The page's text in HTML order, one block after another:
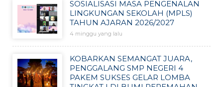
SOSIALISASI MASA PENGENALAN
LINGKUNGAN SEKOLAH (MPLS)
TAHUN AJARAN 2026/2027
4 minggu yang lalu
KOBARKAN SEMANGAT JUARA,
PENGGALANG SMP NEGERI 4
PAKEM SUKSES GELAR LOMBA